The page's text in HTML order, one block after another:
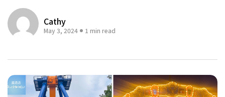
Cathy
May 3, 2024 1 min read